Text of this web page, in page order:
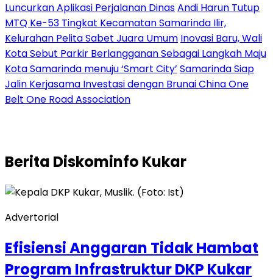
Luncurkan Aplikasi Perjalanan DinasAndi Harun Tutup
MTQ Ke-53 Tingkat Kecamatan Samarinda Ilir,
Kelurahan Pelita Sabet Juara Umum Inovasi Baru, Wali
Kota Sebut Parkir Berlangganan Sebagai Langkah Maju
Kota Samarinda menuju ‘Smart City’ Samarinda Siap
Jalin Kerjasama Investasi dengan Brunai China One
Belt One Road Association
Berita Diskominfo Kukar
Advertorial
Efisiensi Anggaran Tidak Hambat
Program Infrastruktur DKP Kukar